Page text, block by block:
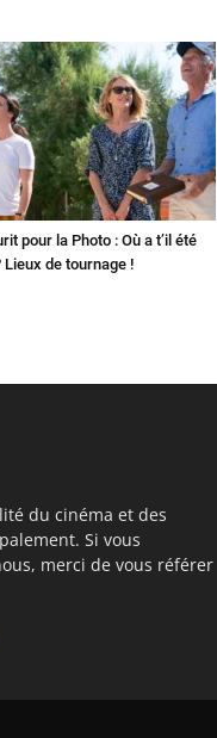
pour la Photo : Où a t’il été
Lieux de tournage !
du cinéma et des
Si vous
merci de vous référer